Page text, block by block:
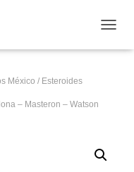
México / Esteroides
– Masteron – Watson